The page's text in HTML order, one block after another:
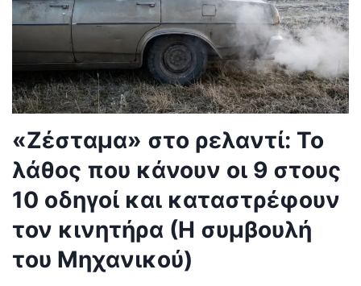
«Ζέσταμα» στο ρελαντί: Το
λάθος που κάνουν οι 9 στους
10 οδηγοί και καταστρέφουν
τον κινητήρα (Η συμβουλή
του Μηχανικού)